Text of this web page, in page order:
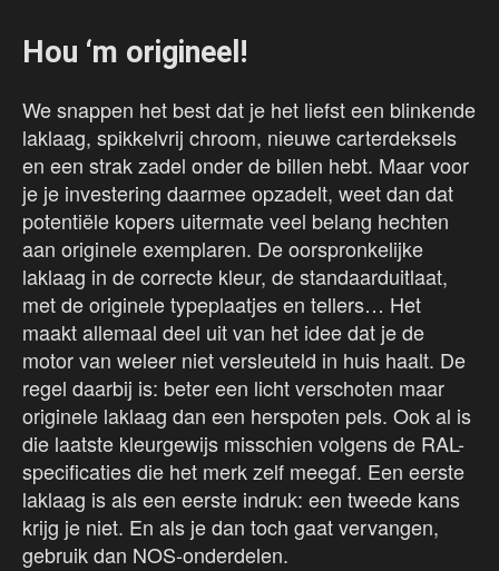
Hou ‘m origineel!
We snappen het best dat je het liefst een blinkende
laklaag, spikkelvrij chroom, nieuwe carterdeksels
en een strak zadel onder de billen hebt. Maar voor
je je investering daarmee opzadelt, weet dan dat
potentiële kopers uitermate veel belang hechten
aan originele exemplaren. De oorspronkelijke
laklaag in de correcte kleur, de standaarduitlaat,
met de originele typeplaatjes en tellers… Het
maakt allemaal deel uit van het idee dat je de
motor van weleer niet versleuteld in huis haalt. De
regel daarbij is: beter een licht verschoten maar
originele laklaag dan een herspoten pels. Ook al is
die laatste kleurgewijs misschien volgens de RAL-
specificaties die het merk zelf meegaf. Een eerste
laklaag is als een eerste indruk: een tweede kans
krijg je niet. En als je dan toch gaat vervangen,
gebruik dan NOS-onderdelen.